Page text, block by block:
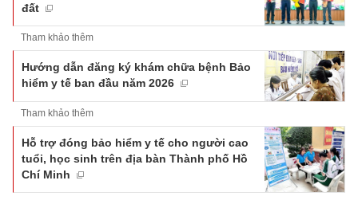
đất
Tham khảo thêm
Hướng dẫn đăng ký khám chữa bệnh Bảo
hiểm y tế ban đầu năm 2026
Tham khảo thêm
Hỗ trợ đóng bảo hiểm y tế cho người cao
tuổi, học sinh trên địa bàn Thành phố Hồ
Chí Minh